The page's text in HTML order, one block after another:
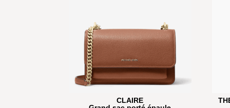
CLAIRE